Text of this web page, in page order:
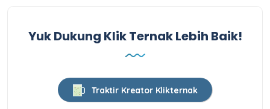
Yuk Dukung Klik Ternak Lebih Baik!
Traktir Kreator Klikternak